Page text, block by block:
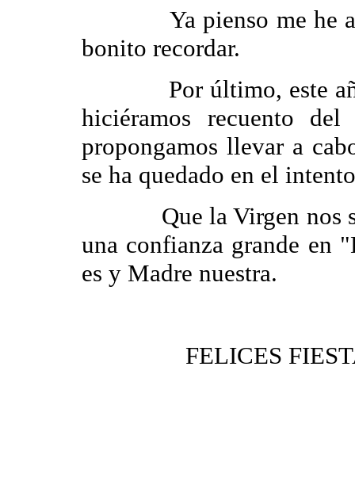
Ya pienso me he
bonito recordar.
Por último, este año
hiciéramos recuento
propongamos llevar a
se ha quedado en el
Que la Virgen nos
una confianza grande en
es y Madre nuestra.
FELICES